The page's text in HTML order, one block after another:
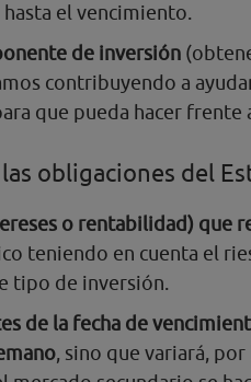
el vencimiento.
de inversión
contribuyendo a
que pueda hacer frente
obligaciones del
o rentabilidad) que
teniendo en cuenta el
tipo de inversión.
de la fecha de
, sino que variará,